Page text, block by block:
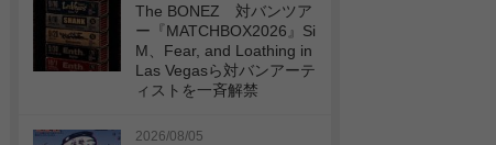
The BONEZ 対バンツア
ー『MATCHBOX2026』Si
M、Fear, and Loathing in
Las Vegasら対バンアーテ
ィストを一斉解禁
2026/08/05